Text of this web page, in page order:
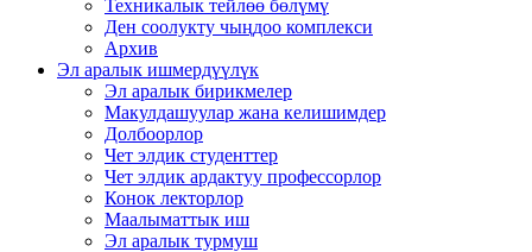
Техникалык тейлөө бөлүмү
Ден соолукту чыңдоо комплекси
Архив
Эл аралык ишмердүүлүк
Эл аралык бирикмелер
Макулдашуулар жана келишимдер
Долбоорлор
Чет элдик студенттер
Чет элдик ардактуу профессорлор
Конок лекторлор
Маалыматтык иш
Эл аралык турмуш